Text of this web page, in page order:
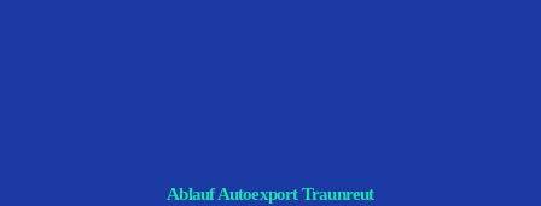
Ablauf Autoexport Traunreut